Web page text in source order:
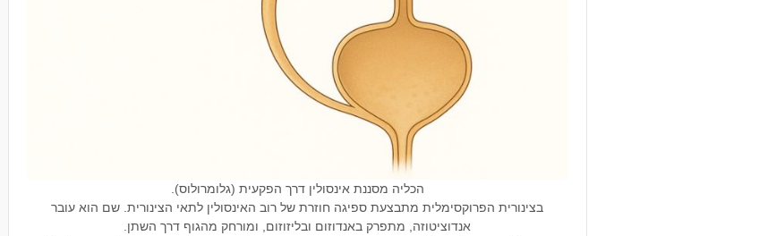
הכליה מסננת אינסולין דרך הפקעית (גלומרולוס).
בצינורית הפרוקסימלית מתבצעת ספיגה חוזרת של רוב האינסולין לתאי הצינורית. שם הוא עובר
אנדוציטוזה, מתפרק באנדוזום ובליזוזום, ומורחק מהגוף דרך השתן.